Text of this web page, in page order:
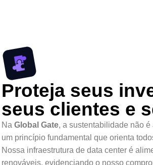
Proteja seus
seus clientes e
Na Global Gate, a sustentabilidade não
um princípio fundamental que orienta
Nossa infraestrutura de data center é
renováveis, evidenciando o nosso